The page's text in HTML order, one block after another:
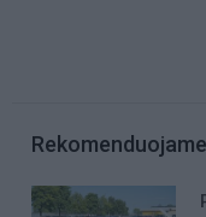
Rekomenduojame